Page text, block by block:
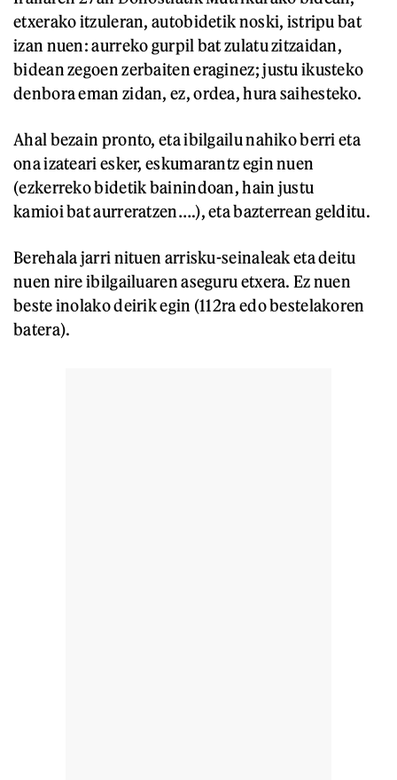
etxerako itzuleran, autobidetik noski, istripu bat
izan nuen: aurreko gurpil bat zulatu zitzaidan,
bidean zegoen zerbaiten eraginez; justu ikusteko
denbora eman zidan, ez, ordea, hura saihesteko.
Ahal bezain pronto, eta ibilgailu nahiko berri eta
ona izateari esker, eskumarantz egin nuen
(ezkerreko bidetik bainindoan, hain justu
kamioi bat aurreratzen….), eta bazterrean gelditu.
Berehala jarri nituen arrisku-seinaleak eta deitu
nuen nire ibilgailuaren aseguru etxera. Ez nuen
beste inolako deirik egin (112ra edo bestelakoren
batera).